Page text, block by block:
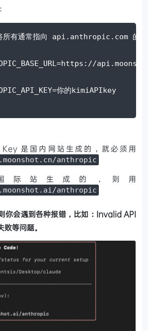
所有通常指向 api.anthropic.com 的
你的kimiAPIkey
是国内网站生成的，就必须用
anthropic
际站生成的，则用
anthropic
你会遇到各种报错，比如：Invalid API
等问题。